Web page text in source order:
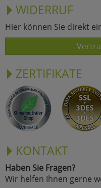
WIDERRUF
Hier können Sie direkt
ZERTIFIKATE
KONTAKT
Haben Sie Fragen?
Wir helfen Ihnen gerne